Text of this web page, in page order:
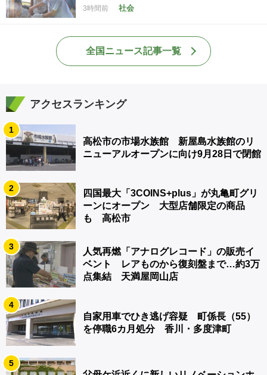
3時間前 社会
全国ニュース記事一覧
アクセスランキング
1
高松市の市場水族館 新屋島水族館のリ
ニューアルオープンに向け9月28日で閉館
2
四国最大「3COINS+plus」が丸亀町グリ
ーンにオープン 大型店舗限定の商品
も 高松市
3
人気再燃「アナログレコード」の販売イ
ベント レアものから復刻盤まで…約3万
点集結 天満屋岡山店
4
自家用車でひき逃げ容疑 町係長（55）
を停職6カ月処分 香川・多度津町
5